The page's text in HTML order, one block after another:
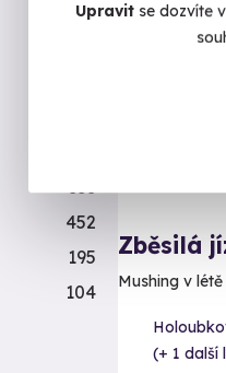
Upravitse dozvíte
Zběsilá
Mushing v
(+ 1 další
31
353
452
195
104